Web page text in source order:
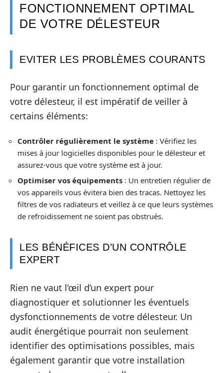
FONCTIONNEMENT OPTIMAL
DE VOTRE DÉLESTEUR
EVITER LES PROBLÈMES COURANTS
Pour garantir un fonctionnement optimal de
votre délesteur, il est impératif de veiller à
certains éléments:
Contrôler régulièrement le système : Vérifiez les
mises à jour logicielles disponibles pour le délesteur et
assurez-vous que votre système est à jour.
Optimiser vos équipements : Un entretien régulier de
vos appareils vous évitera bien des tracas. Nettoyez les
filtres de vos radiateurs et veillez à ce que leurs systèmes
de refroidissement ne soient pas obstrués.
LES BÉNÉFICES D’UN CONTRÔLE
EXPERT
Rien ne vaut l’œil d’un expert pour
diagnostiquer et solutionner les éventuels
dysfonctionnements de votre délesteur. Un
audit énergétique pourrait non seulement
identifier des optimisations possibles, mais
également garantir que votre installation